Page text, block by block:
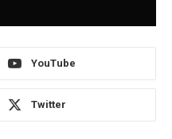
YouTube
Twitter